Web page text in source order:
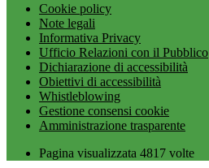
Cookie policy
Note legali
Informativa Privacy
Ufficio Relazioni con il Pubblico
Dichiarazione di accessibilità
Obiettivi di accessibilità
Whistleblowing
Gestione consensi cookie
Amministrazione trasparente
Pagina visualizzata 4817 volte